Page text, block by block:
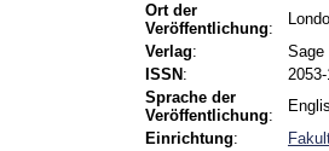
Ort der
Veröffentlichung:
Verlag:
Sage
ISSN :
Sprache der
Veröffentlichung:
Einrichtung: